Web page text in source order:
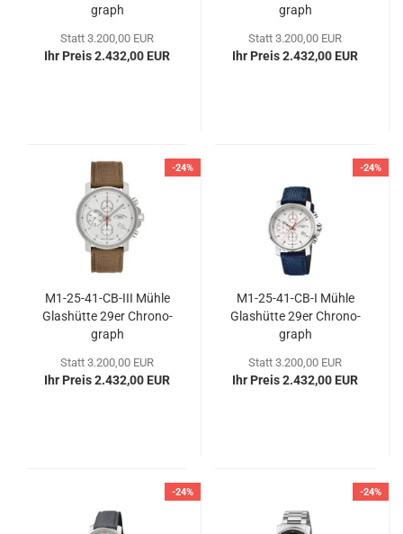
graph
Statt 3.200,00 EUR
Ihr Preis 2.432,00 EUR
graph
Statt 3.200,00 EUR
Ihr Preis 2.432,00 EUR
-24%
M1-​25-​41-CB-III Mühle
Glas­hüt­te 29er Chro­no­
graph
Statt 3.200,00 EUR
Ihr Preis 2.432,00 EUR
-24%
M1-​25-​41-CB-I Mühle
Glas­hüt­te 29er Chro­no­
graph
Statt 3.200,00 EUR
Ihr Preis 2.432,00 EUR
-24% -24%